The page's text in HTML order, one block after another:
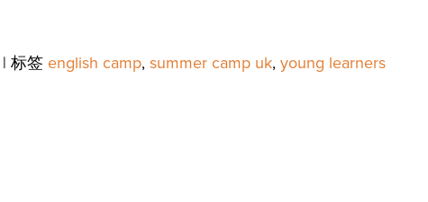
| 标签 english camp, summer camp uk, young learners